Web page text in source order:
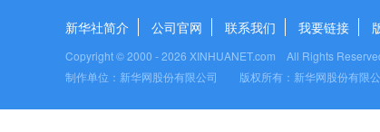
新华社简介 公司官网 联系我们 我要链接
Copyright © 2000 -2026 XINHUANET.com All Rights
制作单位：新华网股份有限公司 版权所有：新华网股份有限